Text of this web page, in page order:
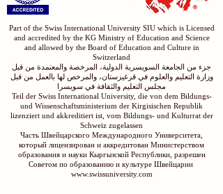
Part of the Swiss International University SIU which is Licensed
and accredited by the KG Ministry of Education and Science
and allowed by the Board of Education and Culture in
Switzerland
جزء من الجامعة السويسرية الدولية، المرخصة والمعتمدة من قبل
وزارة التعليم والعلوم في قرغيزستان، والمرخص لها بالعمل من قبل
مجلس التعليم والثقافة في سويسرا
Teil der Swiss International University, die von dem Bildungs-
und Wissenschaftsministerium der Kirgisischen Republik
lizenziert und akkreditiert ist, vom Bildungs- und Kulturrat der
Schweiz zugelassen
Часть Швейцарского Международного Университета,
который лицензирован и аккредитован Министерством
образования и науки Кыргызской Республики, разрешен
Советом по образованию и культуре Швейцарии
www.swissuniversity.com